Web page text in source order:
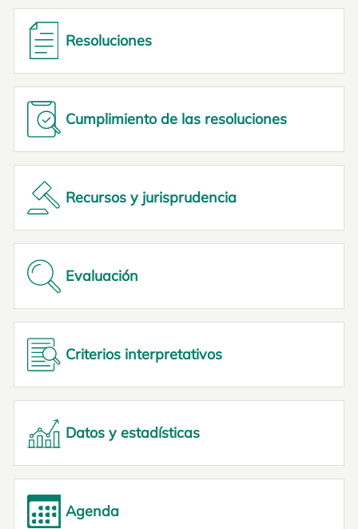
Resoluciones
Cumplimiento de las resoluciones
Recursos y jurisprudencia
Evaluación
Criterios interpretativos
Datos y estadísticas
Agenda